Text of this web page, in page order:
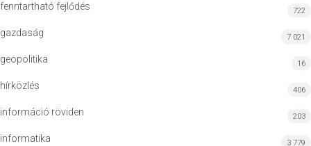
fenntartható fejlődés 722
gazdaság 7 021
geopolitika 16
hírközlés 406
információ röviden 203
informatika 3 779